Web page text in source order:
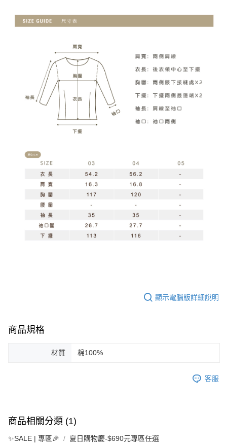
顯示電腦版詳細說明
商品規格
材質 棉100%
客服
商品相關分類 (1)
✨SALE | 專區🎉 夏日購物慶-$690元專區任選